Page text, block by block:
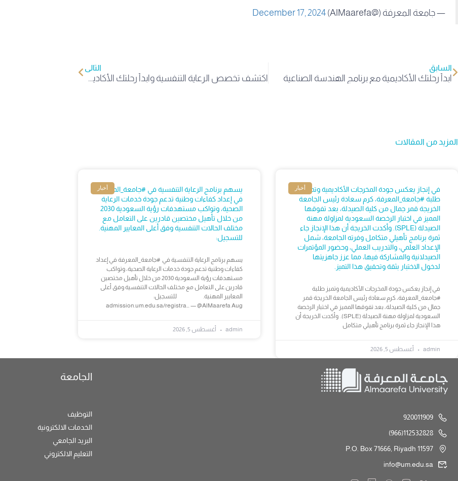
— جامعة المعرفة (@AlMaarefa) December 17, 2024
السابق
ابدأ رحلتك الأكاديمية مع برنامج الهندسة الصناعية
التالي
المزيد من المقالات
أخبار في إنجاز يعكس جودة المخرجات الأكاديمية وتميز
طلبة #جامعة_المعرفة، كرم سعادة رئيس الجامعة
الخريجة قمر جمال من كلية الصيدلة، بعد تفوقها
المميز في اختبار الرخصة السعودية لمزاولة مهنة
الصيدلة (SPLE). وأكدت الخريجة أن هذا الإنجاز جاء
ثمرة برنامج تأهيلي متكامل وفرته الجامعة، شمل
الإعداد العلمي، والتدريب العملي، وحضور المؤتمرات
الصيدلانية والمشاركة فيها، مما عزز جاهزيتها
لدخول الاختبار بثقة وتحقيق هذا التميز.
في إنجاز يعكس جودة المخرجات الأكاديمية وتميز طلبة
#جامعة_المعرفة، كرم سعادة رئيس الجامعة الخريجة قمر
جمال من كلية الصيدلة، بعد تفوقها المميز في اختبار الرخصة
السعودية لمزاولة مهنة الصيدلة (SPLE). وأكدت الخريجة أن
هذا الإنجاز جاء ثمرة برنامج تأهيلي متكامل
admin أغسطس 5, 2026
أخبار
يسهم برنامج الرعاية التنفسية في #جامعة_المعرفة
في إعداد كفاءات وطنية تدعم جودة خدمات الرعاية
الصحية، وتواكب مستهدفات رؤية السعودية 2030
من خلال تأهيل مختصين قادرين على التعامل مع
مختلف الحالات التنفسية وفق أعلى المعايير المهنية.
للتسجيل:
يسهم برنامج الرعاية التنفسية في #جامعة_المعرفة في إعداد
كفاءات وطنية تدعم جودة خدمات الرعاية الصحية، وتواكب
مستهدفات رؤية السعودية 2030 من خلال تأهيل مختصين
قادرين على التعامل مع مختلف الحالات التنفسية وفق أعلى
المعايير المهنية. للتسجيل:
admission.um.edu.sa/registra… — @AlMaarefa Aug
admin أغسطس 5, 2026
920011909
112532828(966)
P.O. Box 71666, Riyadh 11597
info@um.edu.sa
الجامعة
التوظيف
الخدمات الالكترونية
البريد الجامعي
التعليم الالكتروني